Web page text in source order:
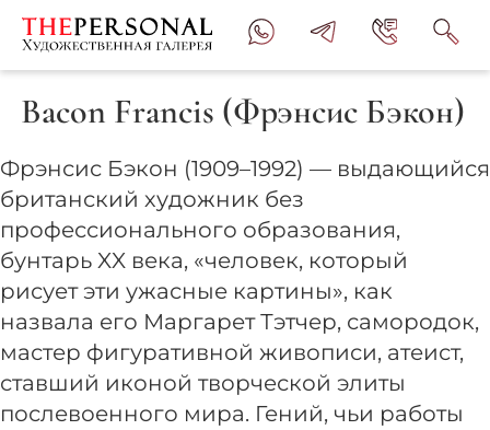
Bacon Francis (Фрэнсис Бэкон)
Фрэнсис Бэкон (1909–1992) — выдающийся
британский художник без
профессионального образования,
бунтарь XX века, «человек, который
рисует эти ужасные картины», как
назвала его Маргарет Тэтчер, самородок,
мастер фигуративной живописи, атеист,
ставший иконой творческой элиты
послевоенного мира. Гений, чьи работы